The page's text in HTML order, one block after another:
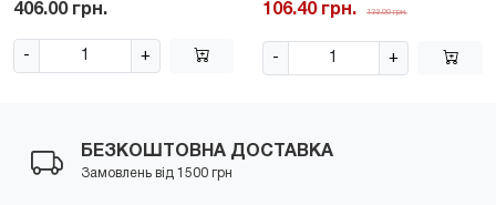
406.00 грн.
- +
106.40 грн. 133.00 грн.
- +
БЕЗКОШТОВНА ДОСТАВКА
Замовлень від 1500 грн